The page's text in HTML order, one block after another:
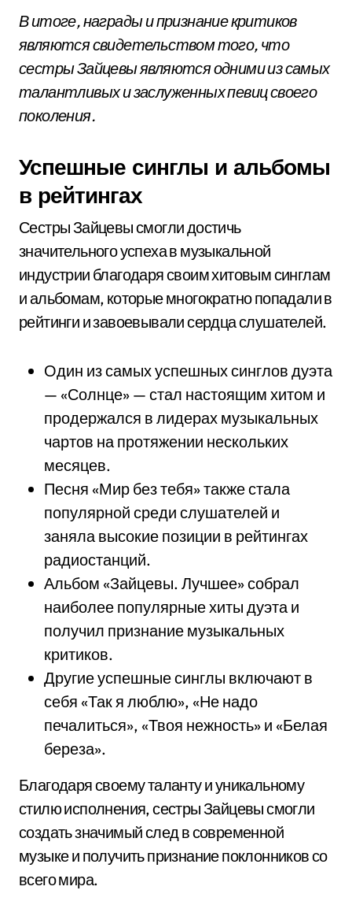
В итоге, награды и признание критиков
являются свидетельством того, что
сестры Зайцевы являются одними из самых
талантливых и заслуженных певиц своего
поколения.
Успешные синглы и альбомы
в рейтингах
Сестры Зайцевы смогли достичь
значительного успеха в музыкальной
индустрии благодаря своим хитовым синглам
и альбомам, которые многократно попадали в
рейтинги и завоевывали сердца слушателей.
Один из самых успешных синглов дуэта
— «Солнце» — стал настоящим хитом и
продержался в лидерах музыкальных
чартов на протяжении нескольких
месяцев.
Песня «Мир без тебя» также стала
популярной среди слушателей и
заняла высокие позиции в рейтингах
радиостанций.
Альбом «Зайцевы. Лучшее» собрал
наиболее популярные хиты дуэта и
получил признание музыкальных
критиков.
Другие успешные синглы включают в
себя «Так я люблю», «Не надо
печалиться», «Твоя нежность» и «Белая
береза».
Благодаря своему таланту и уникальному
стилю исполнения, сестры Зайцевы смогли
создать значимый след в современной
музыке и получить признание поклонников со
всего мира.